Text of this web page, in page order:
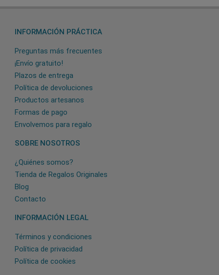
INFORMACIÓN PRÁCTICA
Preguntas más frecuentes
¡Envío gratuito!
Plazos de entrega
Política de devoluciones
Productos artesanos
Formas de pago
Envolvemos para regalo
SOBRE NOSOTROS
¿Quiénes somos?
Tienda de Regalos Originales
Blog
Contacto
INFORMACIÓN LEGAL
Términos y condiciones
Política de privacidad
Política de cookies